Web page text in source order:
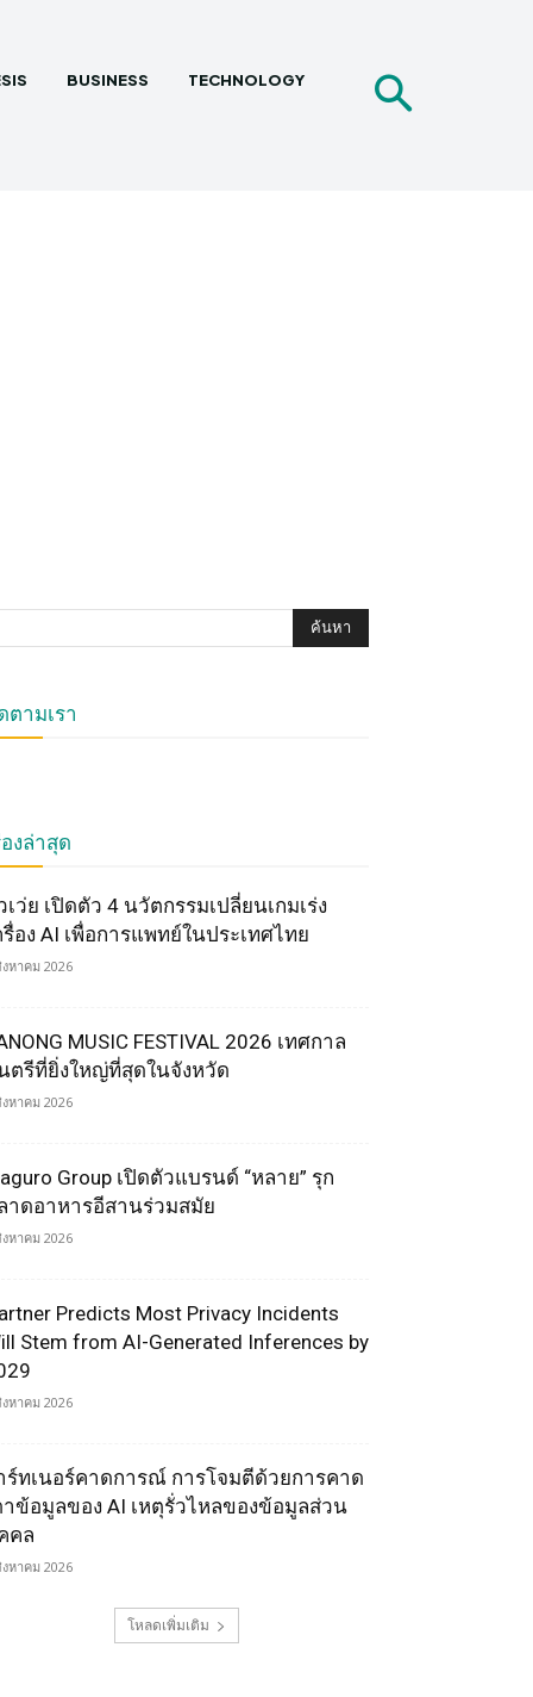
BUSINESS
TECHNOLOGY
ตามเรา
องล่าสุด
เว่ย เปิดตัว 4 นวัตกรรมเปลี่ยนเกมเร่ง
รื่อง AI เพื่อการแพทย์ในประเทศไทย
หาคม 2026
MUSIC FESTIVAL 2026 เทศกาล
ตรีที่ยิ่งใหญ่ที่สุดในจังหวัด
หาคม 2026
Group เปิดตัวแบรนด์ “หลาย” รุก
าดอาหารอีสานร่วมสมัย
หาคม 2026
Predicts Most Privacy Incidents
Stem from AI-Generated Inferences by
หาคม 2026
ร์ทเนอร์คาดการณ์ การโจมตีด้วยการคาด
าข้อมูลของ AI เหตุรั่วไหลของข้อมูลส่วน
คล
หาคม 2026
โหลดเพิ่มเติม